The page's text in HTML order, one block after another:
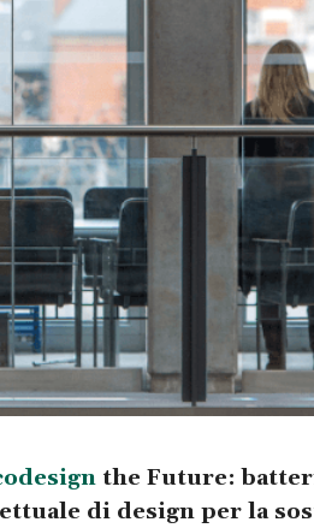
the Future:
di design per la